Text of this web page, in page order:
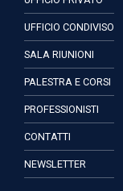
UFFICIO CONDIVISO
SALA RIUNIONI
PALESTRA E CORSI
PROFESSIONISTI
CONTATTI
NEWSLETTER